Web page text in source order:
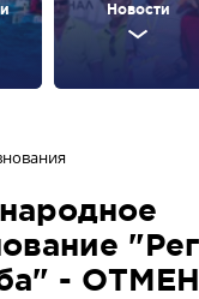
Новости
-